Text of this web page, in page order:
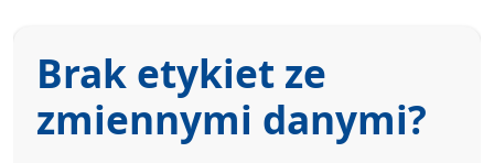
Brak etykiet ze
zmiennymi danymi?